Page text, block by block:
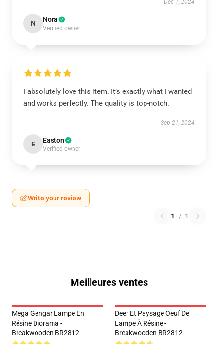
Dec 1, 2024
N Nora
Verified owner
I absolutely love this item. It’s exactly what I wanted
and works perfectly. The quality is top-notch.
Sep 21, 2024
E Easton
Verified owner
Write your review
1 / 1
Meilleures ventes
Mega Gengar Lampe En
Résine Diorama -
Breakwooden BR2812
Deer Et Paysage Oeuf De
Lampe À Résine -
Breakwooden BR2812